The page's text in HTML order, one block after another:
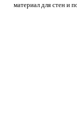
материал для стен и